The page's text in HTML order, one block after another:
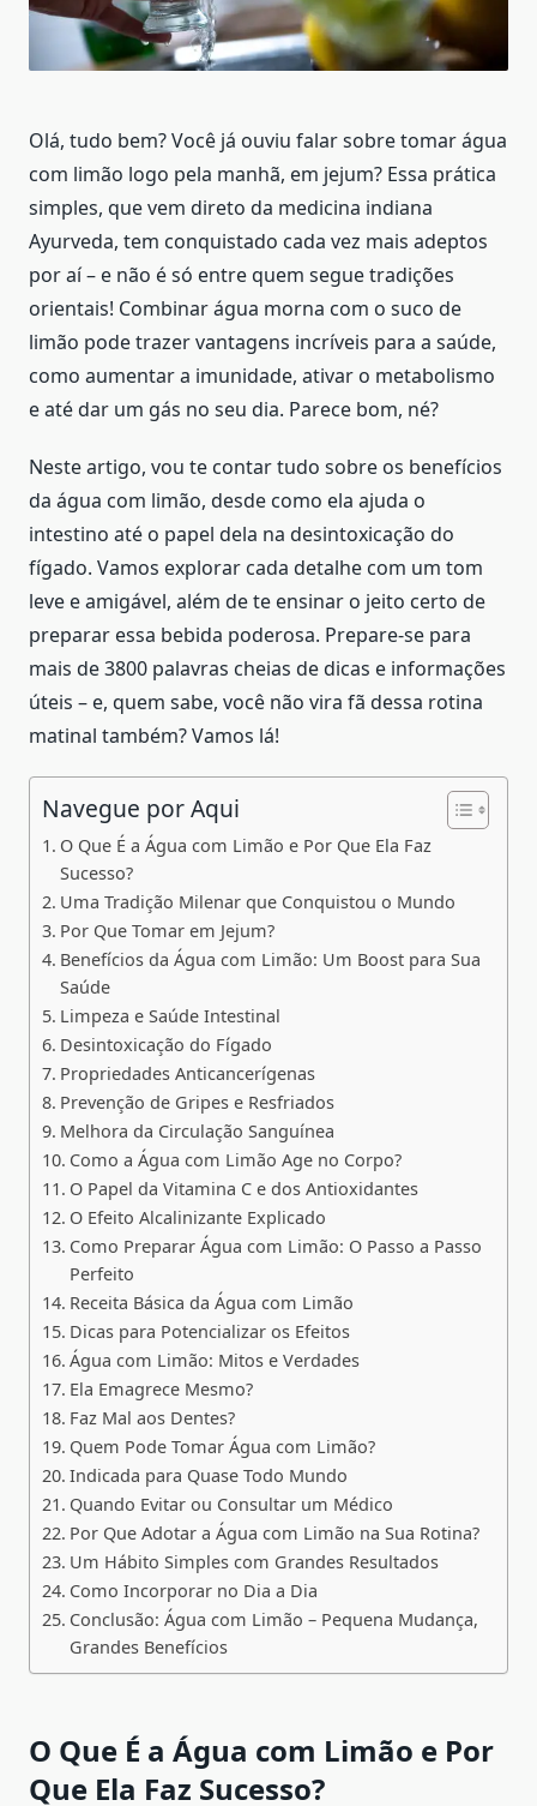
Olá, tudo bem? Você já ouviu falar sobre tomar água
com limão logo pela manhã, em jejum? Essa prática
simples, que vem direto da medicina indiana
Ayurveda, tem conquistado cada vez mais adeptos
por aí – e não é só entre quem segue tradições
orientais! Combinar água morna com o suco de
limão pode trazer vantagens incríveis para a saúde,
como aumentar a imunidade, ativar o metabolismo
e até dar um gás no seu dia. Parece bom, né?
Neste artigo, vou te contar tudo sobre os benefícios
da água com limão, desde como ela ajuda o
intestino até o papel dela na desintoxicação do
fígado. Vamos explorar cada detalhe com um tom
leve e amigável, além de te ensinar o jeito certo de
preparar essa bebida poderosa. Prepare-se para
mais de 3800 palavras cheias de dicas e informações
úteis – e, quem sabe, você não vira fã dessa rotina
matinal também? Vamos lá!
Navegue por Aqui
O Que É a Água com Limão e Por Que Ela Faz
Sucesso?
Uma Tradição Milenar que Conquistou o Mundo
Por Que Tomar em Jejum?
Benefícios da Água com Limão: Um Boost para Sua
Saúde
Limpeza e Saúde Intestinal
Desintoxicação do Fígado
Propriedades Anticancerígenas
Prevenção de Gripes e Resfriados
Melhora da Circulação Sanguínea
Como a Água com Limão Age no Corpo?
O Papel da Vitamina C e dos Antioxidantes
O Efeito Alcalinizante Explicado
Como Preparar Água com Limão: O Passo a Passo
Perfeito
Receita Básica da Água com Limão
Dicas para Potencializar os Efeitos
Água com Limão: Mitos e Verdades
Ela Emagrece Mesmo?
Faz Mal aos Dentes?
Quem Pode Tomar Água com Limão?
Indicada para Quase Todo Mundo
Quando Evitar ou Consultar um Médico
Por Que Adotar a Água com Limão na Sua Rotina?
Um Hábito Simples com Grandes Resultados
Como Incorporar no Dia a Dia
Conclusão: Água com Limão – Pequena Mudança,
Grandes Benefícios
O Que É a Água com Limão e Por
Que Ela Faz Sucesso?